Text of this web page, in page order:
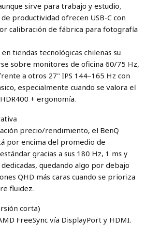
sirve para trabajo y estudio,
productividad ofrecen USB-C con
calibración de fábrica para fotografía
tiendas tecnológicas chilenas su
sobre monitores de oficina 60/75 Hz,
a otros 27" IPS 144–165 Hz con
especialmente cuando se valora el
+ ergonomía.
precio/rendimiento, el BenQ
por encima del promedio de
gracias a sus 180 Hz, 1 ms y
quedando algo por debajo
QHD más caras cuando se prioriza
fluidez.
corta)
FreeSync vía DisplayPort y HDMI.